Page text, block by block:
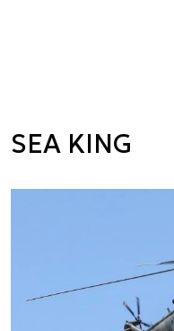
SEA KING